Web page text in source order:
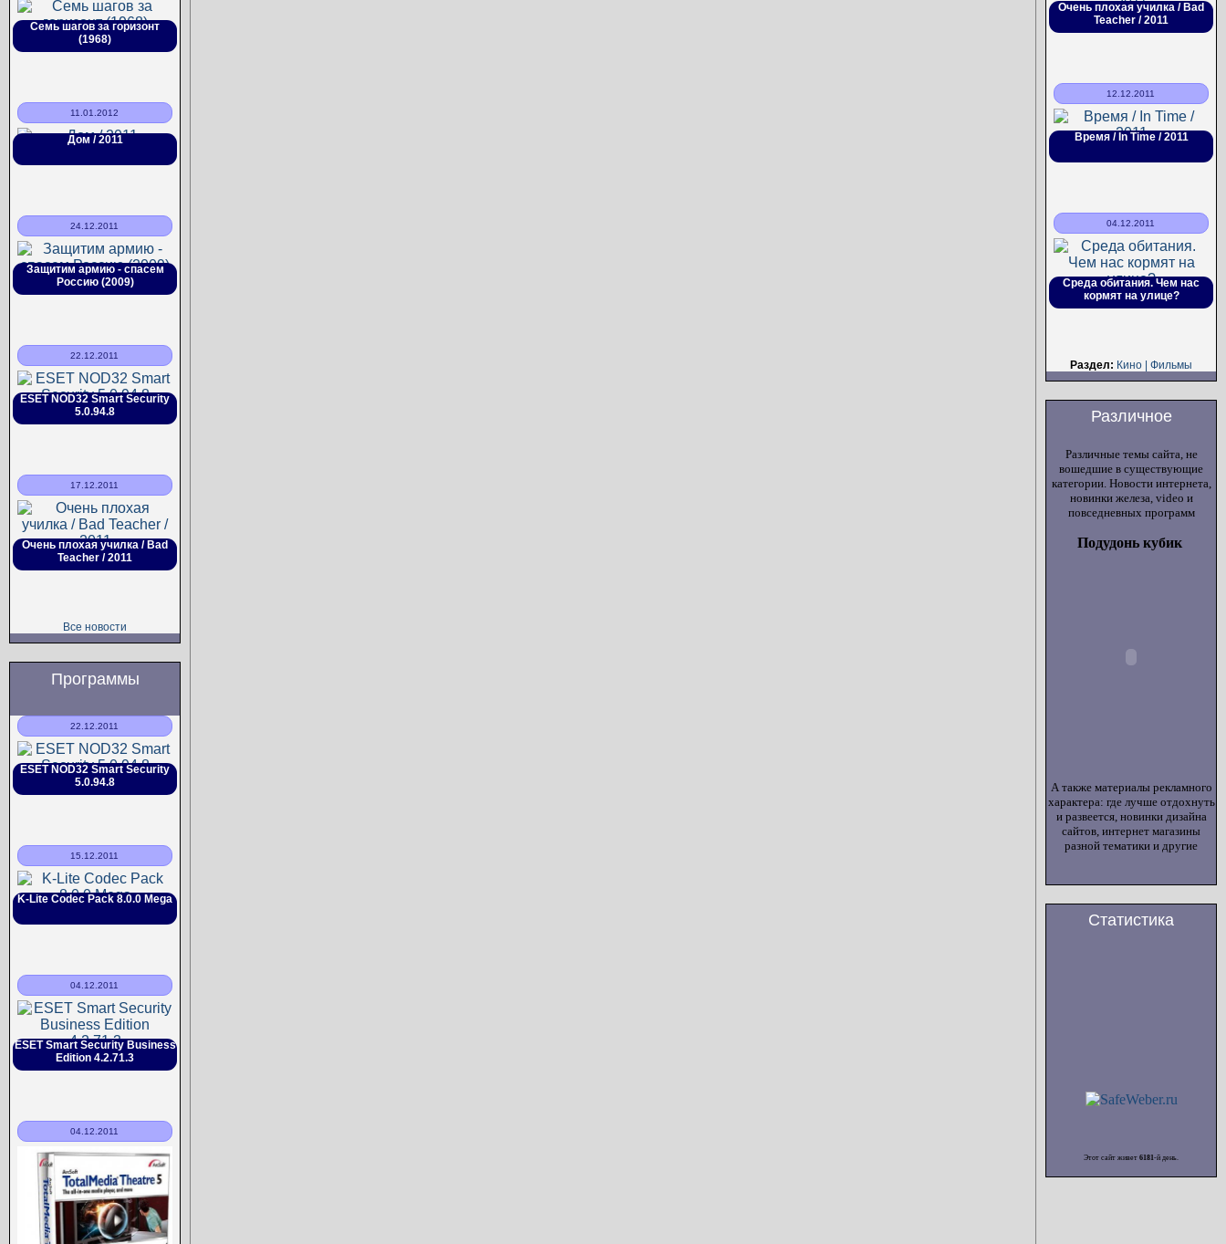
Семь шагов за горизонт
(1968)
11.01.2012
Дом / 2011
24.12.2011
Защитим армию - спасем
Россию (2009)
22.12.2011
ESET NOD32 Smart Security
5.0.94.8
17.12.2011
Очень плохая училка / Bad
Teacher / 2011
Все новости
Программы
22.12.2011
ESET NOD32 Smart Security
5.0.94.8
15.12.2011
K-Lite Codec Pack 8.0.0 Mega
04.12.2011
ESET Smart Security Business
Edition 4.2.71.3
04.12.2011
Очень плохая училка / Bad
Teacher / 2011
12.12.2011
Время / In Time / 2011
04.12.2011
Среда обитания. Чем нас
кормят на улице?
Раздел: Кино | Фильмы
Различное
Различные темы сайта, не
вошедшие в существующие
категории. Новости интернета,
новинки железа, video и
повседневных программ
Подудонь кубик
А также материалы рекламного
характера: где лучше отдохнуть
и развеется, новинки дизайна
сайтов, интернет магазины
разной тематики и другие
Статистика
Этот сайт живет 6181-й день.